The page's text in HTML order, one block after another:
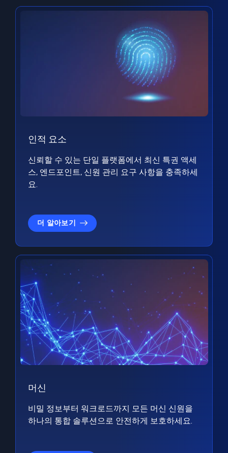
인적 요소
신뢰할 수 있는 단일 플랫폼에서 최신 특권 액세
스, 엔드포인트, 신원 관리 요구 사항을 충족하세
요.
더 알아보기
머신
비밀 정보부터 워크로드까지 모든 머신 신원을
하나의 통합 솔루션으로 안전하게 보호하세요.